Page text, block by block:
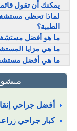
يمكنك أن تقول قائمة أفضل 10 مستشفيات
لماذا تحظى
الطبية؟
ما هو أفضل
ما هي مزايا
ما هي أفضل
أفضل جراحي
كبار جراحي